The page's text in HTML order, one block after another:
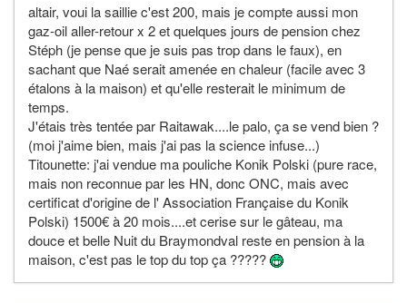
altair, voui la saillie c'est 200, mais je compte aussi mon
gaz-oil aller-retour x 2 et quelques jours de pension chez
Stéph (je pense que je suis pas trop dans le faux), en
sachant que Naé serait amenée en chaleur (facile avec 3
étalons à la maison) et qu'elle resterait le minimum de
temps.
J'étais très tentée par Raitawak....le palo, ça se vend bien ?
(moi j'aime bien, mais j'ai pas la science infuse...)
Titounette: j'ai vendue ma pouliche Konik Polski (pure race,
mais non reconnue par les HN, donc ONC, mais avec
certificat d'origine de l' Association Française du Konik
Polski) 1500€ à 20 mois....et cerise sur le gâteau, ma
douce et belle Nuit du Braymondval reste en pension à la
maison, c'est pas le top du top ça ?????